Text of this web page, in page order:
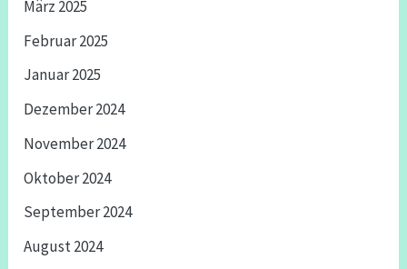
März 2025
Februar 2025
Januar 2025
Dezember 2024
November 2024
Oktober 2024
September 2024
August 2024